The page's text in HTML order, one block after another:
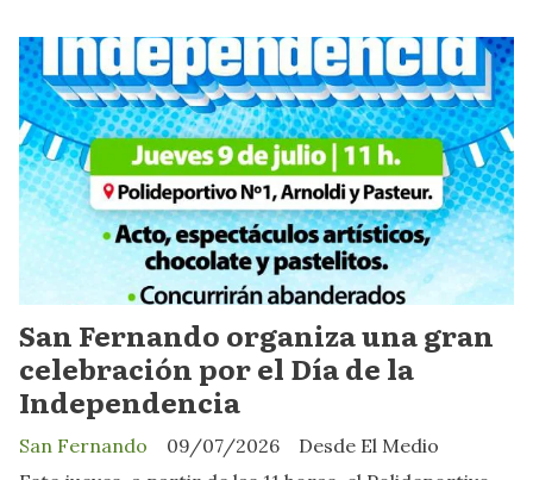
San Fernando organiza una gran
celebración por el Día de la
Independencia
Desde El Medio
San Fernando
09/07/2026